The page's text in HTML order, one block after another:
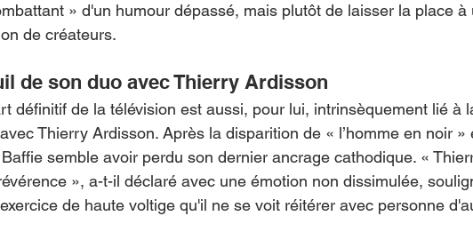
» d'un humour dépassé, mais plutôt de laisser la place à
de créateurs.
de son duo avec Thierry Ardisson
définitif de la télévision est aussi, pour lui, intrinsèquement lié à
Thierry Ardisson. Après la disparition de « l’homme en noir »
semble avoir perdu son dernier ancrage cathodique. «
», a-t-il déclaré avec une émotion non dissimulée,
de haute voltige qu'il ne se voit réitérer avec personne